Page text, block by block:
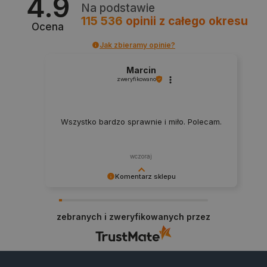
Ocena
Na podstawie
115 536 opinii z całego okresu
Jak zbieramy opinie?
Komentarz sklepu
na przyszłość.
Marcin
zweryfikowano
Wszystko bardzo sprawnie i miło. Polecam.
wczoraj
zebranych i zweryfikowanych przez